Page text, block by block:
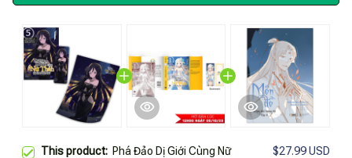
This product: Phá Đảo Dị Giới Cùng Nữ
$27.99 USD